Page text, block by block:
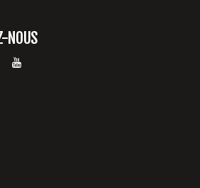
NOUS